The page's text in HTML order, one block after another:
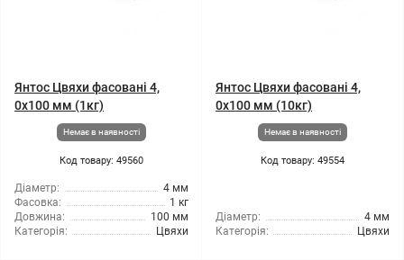
Янтос Цвяхи фасовані 4,
0x100 мм (1кг)
Немає в наявності
Код товару: 49560
Діаметр:
4 мм
Фасовка:
1 кг
Довжина:
100 мм
Категорія:
Цвяхи
Янтос Цвяхи фасовані 4,
0x100 мм (10кг)
Немає в наявності
Код товару: 49554
Діаметр:
4 мм
Категорія:
Цвяхи